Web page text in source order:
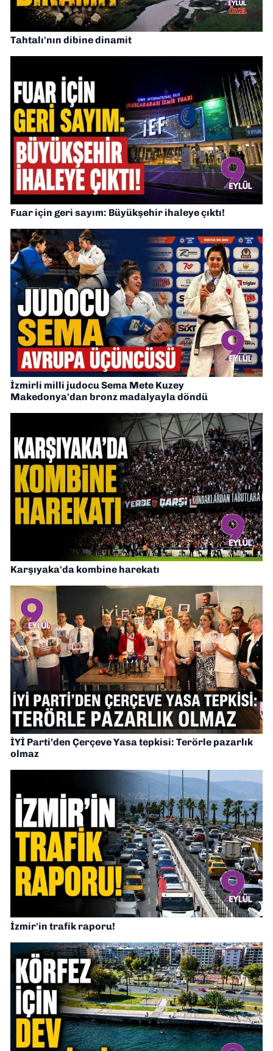
Tahtalı'nın dibine dinamit
Fuar için geri sayım: Büyükşehir ihaleye çıktı!
İzmirli milli judocu Sema Mete Kuzey
Makedonya'dan bronz madalyayla döndü
Karşıyaka'da kombine harekatı
İYİ Parti’den Çerçeve Yasa tepkisi: Terörle pazarlık
olmaz
İzmir'in trafik raporu!